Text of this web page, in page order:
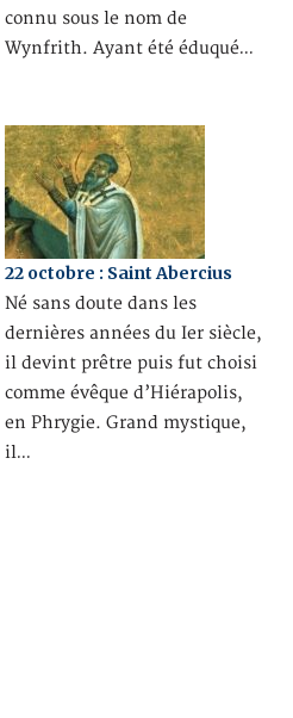
connu sous le nom de
Wynfrith. Ayant été éduqué…
22 octobre : Saint Abercius
Né sans doute dans les
dernières années du Ier siècle,
il devint prêtre puis fut choisi
comme évêque d’Hiérapolis,
en Phrygie. Grand mystique,
il…